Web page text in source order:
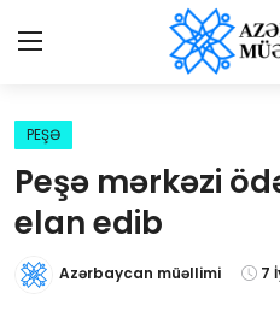
Qəzetə elan ver
PEŞƏ
Peşə mərkəzi
elan edib
Azərbaycan müəllimi 7